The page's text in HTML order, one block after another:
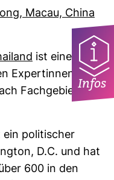
Macau, China
ist eine
Exper­tinnen. Du
Fach­ge­biet
ein poli­ti­scher
D.C. und hat
600 in den
Infos